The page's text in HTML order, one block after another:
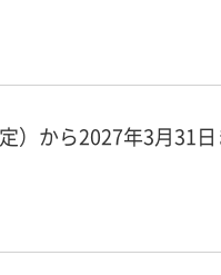
）から2027年3月31